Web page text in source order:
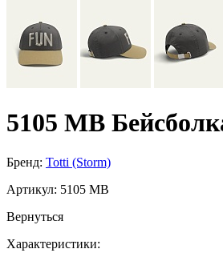
5105 МВ
Бренд: Totti (Storm)
Артикул: 5105 МВ
Вернуться
Характеристики: